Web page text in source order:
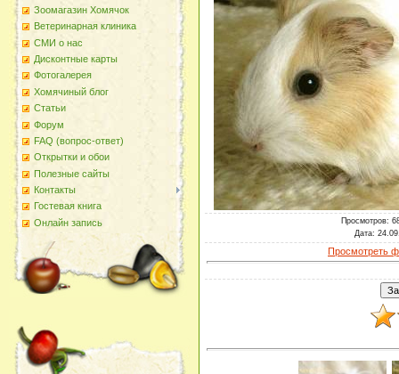
Зоомагазин Хомячок
Ветеринарная клиника
СМИ о нас
Дисконтные карты
Фотогалерея
Хомячиный блог
Статьи
Форум
FAQ (вопрос-ответ)
Открытки и обои
Полезные сайты
Контакты
Гостевая книга
Онлайн запись
Просмотров:
Дата:
Просмотреть